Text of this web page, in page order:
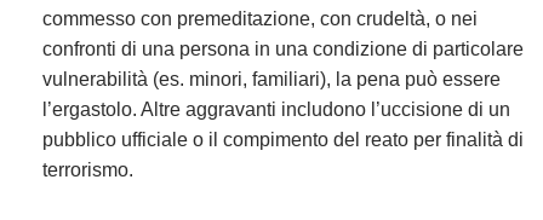
commesso con premeditazione, con crudeltà, o nei
confronti di una persona in una condizione di particolare
vulnerabilità (es. minori, familiari), la pena può essere
l’ergastolo. Altre aggravanti includono l’uccisione di un
pubblico ufficiale o il compimento del reato per finalità di
terrorismo.